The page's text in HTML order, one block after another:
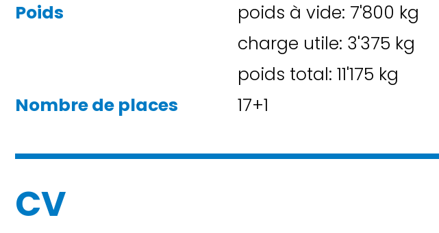
Poids
poids à vide: 7'800 kg
charge utile: 3'375 kg
poids total: 11'175 kg
Nombre de places
17+1
CV